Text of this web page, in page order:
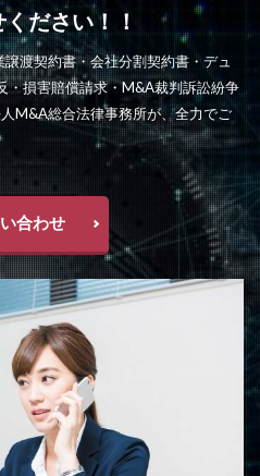
ださい！！
渡契約書・会社分割契約書・デュ
・損害賠償請求・M&A裁判訴訟紛争
M&A総合法律事務所が、全力でご
合わせ